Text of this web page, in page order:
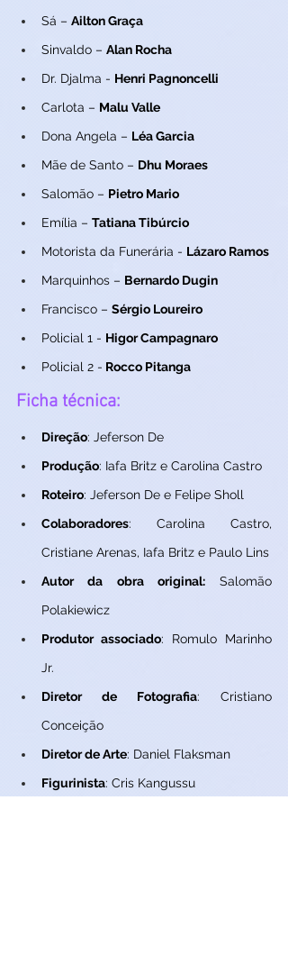
Sá – Ailton Graça
Sinvaldo – Alan Rocha
Dr. Djalma - Henri Pagnoncelli
Carlota – Malu Valle
Dona Angela – Léa Garcia
Mãe de Santo – Dhu Moraes
Salomão – Pietro Mario
Emília – Tatiana Tibúrcio
Motorista da Funerária - Lázaro Ramos
Marquinhos – Bernardo Dugin
Francisco – Sérgio Loureiro
Policial 1 - Higor Campagnaro
Policial 2 - Rocco Pitanga
Ficha técnica:
Direção: Jeferson De
Produção: Iafa Britz e Carolina Castro
Roteiro: Jeferson De e Felipe Sholl
Colaboradores: Carolina Castro,
Cristiane Arenas, Iafa Britz e Paulo Lins
Autor da obra original: Salomão
Polakiewicz
Produtor associado: Romulo Marinho
Jr.
Diretor de Fotografia: Cristiano
Conceição
Diretor de Arte: Daniel Flaksman
Figurinista: Cris Kangussu